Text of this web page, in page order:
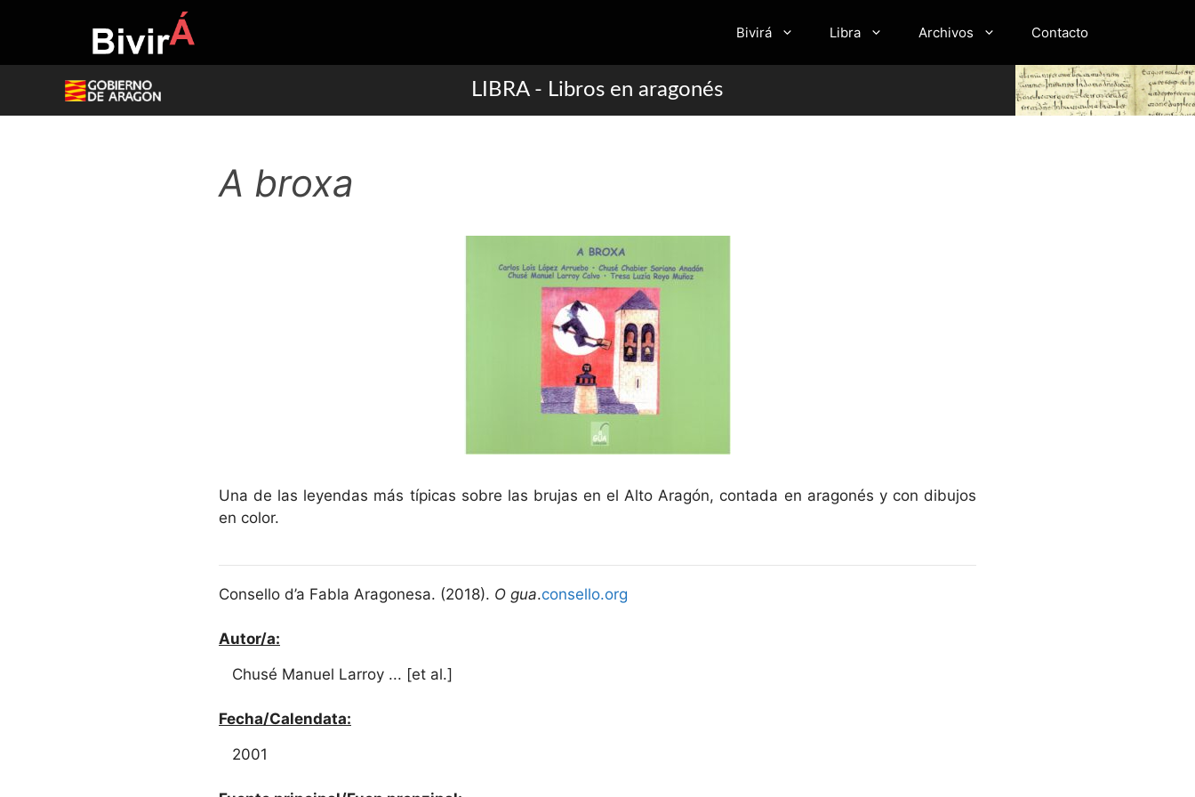
Bivirá Libra Archivos Contacto
LIBRA - Libros en aragonés
A broxa
Una de las leyendas más típicas sobre las brujas en el Alto Aragón, contada en aragonés y con dibujos
en color.
Consello d’a Fabla Aragonesa. (2018). O gua.consello.org
Autor/a:
Chusé Manuel Larroy ... [et al.]
Fecha/Calendata:
2001